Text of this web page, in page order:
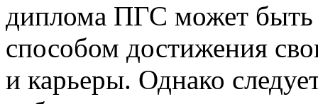
диплома ПГС может
способом достижения
и карьеры. Однако